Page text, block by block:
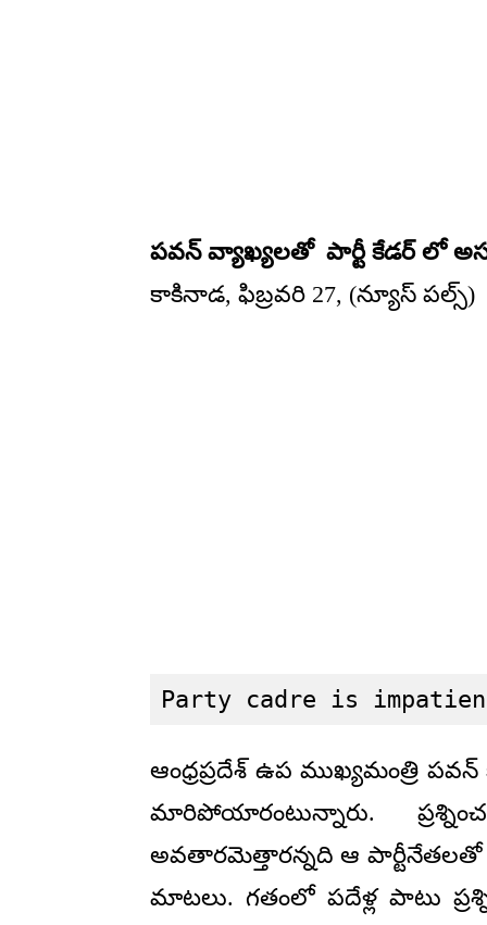
పవన్ వ్యాఖ్యలతో పార్టీ కేడర్ లో
కాకినాడ, ఫిబ్రవరి 27, (న్యూస్ పల్స్)
Party cadre is
ఆంధ్రప్రదేశ్ ఉప ముఖ్యమంత్రి
మారిపోయారంటున్నారు.
అవతారమెత్తారన్నది ఆ పార్టీనేతలతో
మాటలు. గతంలో పదేళ్ల పాటు